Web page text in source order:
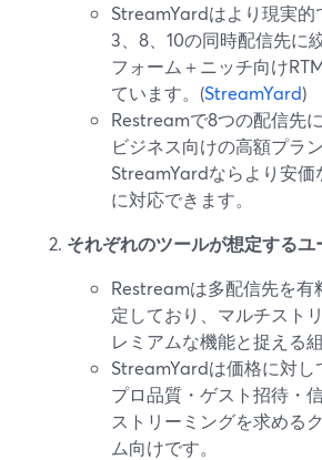
StreamYardはより現実的
3、8、10の同時配信先に
フォーム＋ニッチ向け
ています。(StreamYard)
Restreamで8つの配信先
ビジネス向けの高額プラ
StreamYardならより安価
に対応できます。
それぞれのツールが想定するユ
Restreamは多配信先を有
定しており、マルチスト
レミアムな機能と捉える
StreamYardは価格に対し
プロ品質・ゲスト招待・
ストリーミングを求める
ム向けです。